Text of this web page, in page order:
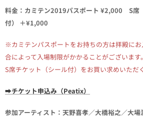
料金： カミテン2019パスポート ¥2,000 S席
付） ＋¥1,000
※カミテンパスポートをお持ちの方は拝殿に
合によって入場制限がかかることがございま
S席チケット（シール付）をお買い求めいただ
➡チケット申込み（Peatix）
参加アーティスト： 天野喜孝／大橋裕之／大